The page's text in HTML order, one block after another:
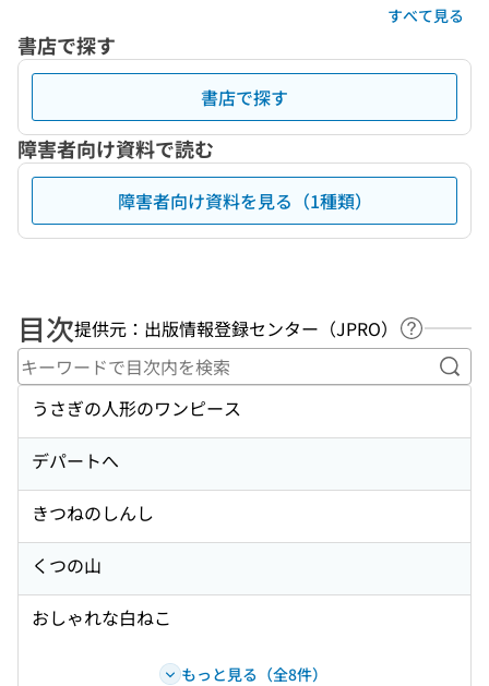
すべて見る
書店で探す
書店で探す
障害者向け資料で読む
障害者向け資料を見る（1種類）
目次提供元：出版情報登録センター（JPRO）
ヘルプペ
キ
うさぎの人形のワンピース
デパートへ
きつねのしんし
くつの山
おしゃれな白ねこ
もっと見る（全8件）